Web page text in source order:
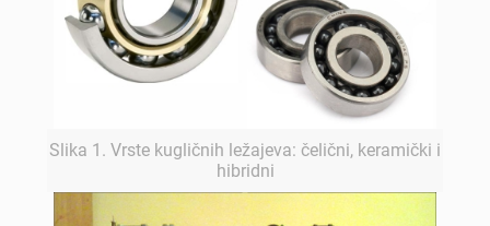
Slika 1. Vrste kugličnih ležajeva: čelični, keramički i
hibridni